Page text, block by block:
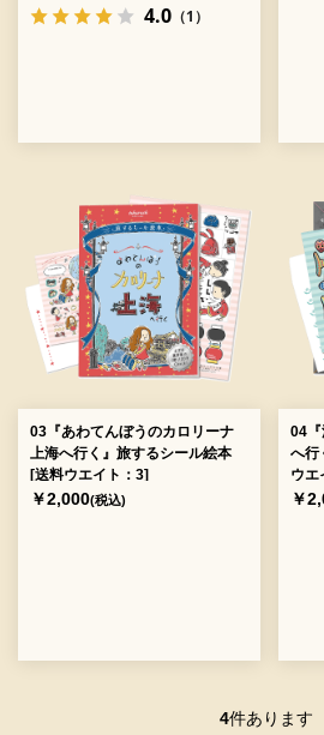
4.0 （1）
03『あわてんぼうのカロリーナ
上海へ行く』旅するシール絵本
[送料ウエイト：3]
￥2,000(税込)
04『
へ行
ウエ
￥
4件あります